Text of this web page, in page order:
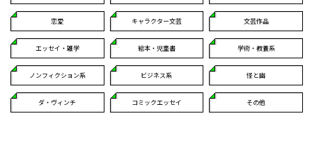
恋愛 キャラクター文芸 文芸作品
エッセイ・雑学 絵本・児童書 学術・教養系
ノンフィクション系 ビジネス系 怪と幽
ダ・ヴィンチ コミックエッセイ その他